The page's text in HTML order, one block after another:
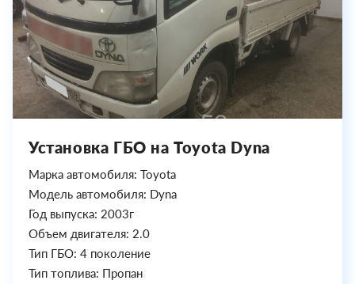
Установка ГБО на Toyota Dyna
Марка автомобиля: Toyota
Модель автомобиля: Dyna
Год выпуска: 2003г
Объем двигателя: 2.0
Тип ГБО: 4 поколение
Тип топлива: Пропан